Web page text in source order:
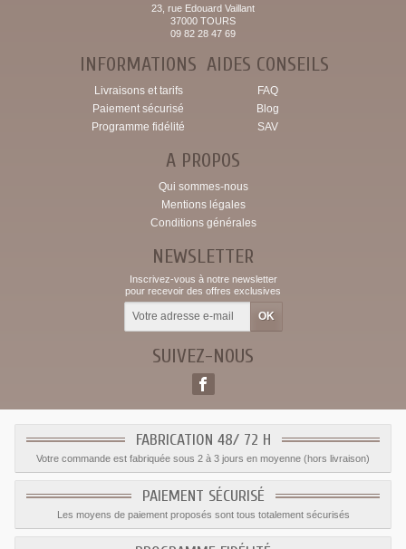
23, rue Edouard Vaillant
37000 TOURS
09 82 28 47 69
INFORMATIONS
Livraisons et tarifs
Paiement sécurisé
Programme fidélité
AIDES CONSEILS
FAQ
Blog
SAV
A PROPOS
Qui sommes-nous
Mentions légales
Conditions générales
NEWSLETTER
Inscrivez-vous à notre newsletter
pour recevoir des offres exclusives
SUIVEZ-NOUS
FABRICATION 48/ 72 H
Votre commande est fabriquée sous 2 à 3 jours en moyenne (hors livraison)
PAIEMENT SÉCURISÉ
Les moyens de paiement proposés sont tous totalement sécurisés